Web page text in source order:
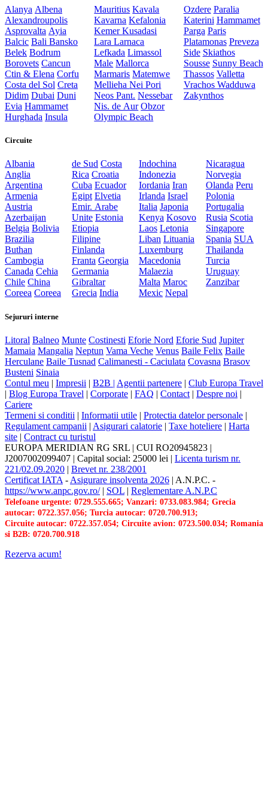
Alanya Albena
Alexandroupolis
Asprovalta Ayia
Balcic Bali Bansko
Belek Bodrum
Borovets Cancun
Ctin & Elena Corfu
Costa del Sol Creta
Didim Dubai Duni
Evia Hammamet
Hurghada Insula
Mauritius Kavala
Kavarna Kefalonia
KemerKusadasi
LaraLarnaca
Lefkada Limassol
Male Mallorca
Marmaris Matemwe
MelliehaNei Pori
Neos Pant. Nessebar
Nis. de Aur Obzor
Olympic Beach
Ozdere Paralia
Katerini Hammamet
Parga Paris
Platamonas Preveza
Side Skiathos
Sousse Sunny Beach
Thassos Valletta
Vrachos Wadduwa
Zakynthos
Circuite
Albania
Anglia
Argentina
Armenia
Austria
Azerbaijan
Belgia Bolivia
Brazilia
Buthan
Cambogia
Canada Cehia
Chile China
Coreea Coreea
de Sud Costa
Rica Croatia
Cuba Ecuador
Egipt Elvetia
Emir. Arabe
Unite Estonia
Etiopia
Filipine
Finlanda
Franta Georgia
Germania
Gibraltar
Grecia India
Indochina
Indonezia
Iordania Iran
Irlanda Israel
Italia Japonia
Kenya Kosovo
Laos Letonia
Liban Lituania
Luxemburg
Macedonia
Malaezia
Malta Maroc
Mexic Nepal
Nicaragua
Norvegia
Olanda Peru
Polonia
Portugalia
Rusia Scotia
Singapore
Spania SUA
Thailanda
Turcia
Uruguay
Zanzibar
Sejururi interne
Litoral Balneo Munte Costinesti Eforie Nord Eforie Sud Jupiter
Mamaia Mangalia Neptun Vama Veche Venus Baile Felix Baile
Herculane Baile Tusnad Calimanesti - Caciulata Covasna Brasov
Busteni Sinaia
Contul meu | Impresii | B2B | Agentii partenere | Club Europa Travel
| Blog Europa Travel | Corporate | FAQ | Contact | Despre noi |
Cariere
Termeni si conditii | Informatii utile | Protectia datelor personale |
Regulament campanii | Asigurari calatorie | Taxe hoteliere | Harta
site | Contract cu turistul
EUROPA MERIDIAN RG SRL | CUI RO20945823 |
J2007002099407 | Capital social: 25000 lei | Licenta turism nr.
221/02.09.2020 | Brevet nr. 238/2001
Certificat IATA - Asigurare insolventa 2026 | A.N.P.C. -
https://www.anpc.gov.ro/| SOL | Reglementare A.N.P.C
Telefoane urgente: 0729.555.665; Vanzari: 0733.083.984; Grecia
autocar: 0722.357.056; Turcia autocar: 0720.700.913;
Circuite autocar: 0722.357.054; Circuite avion: 0723.500.034; Romania
si B2B: 0720.700.918
Rezerva acum!